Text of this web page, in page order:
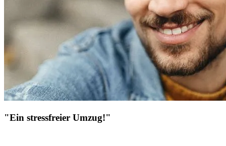
"Ein stressfreier Umzug!"